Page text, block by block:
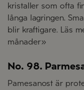
kristaller som ofta
långa lagringen.
blir kraftigare. Läs
månader»
No. 98.
Pamesanost är